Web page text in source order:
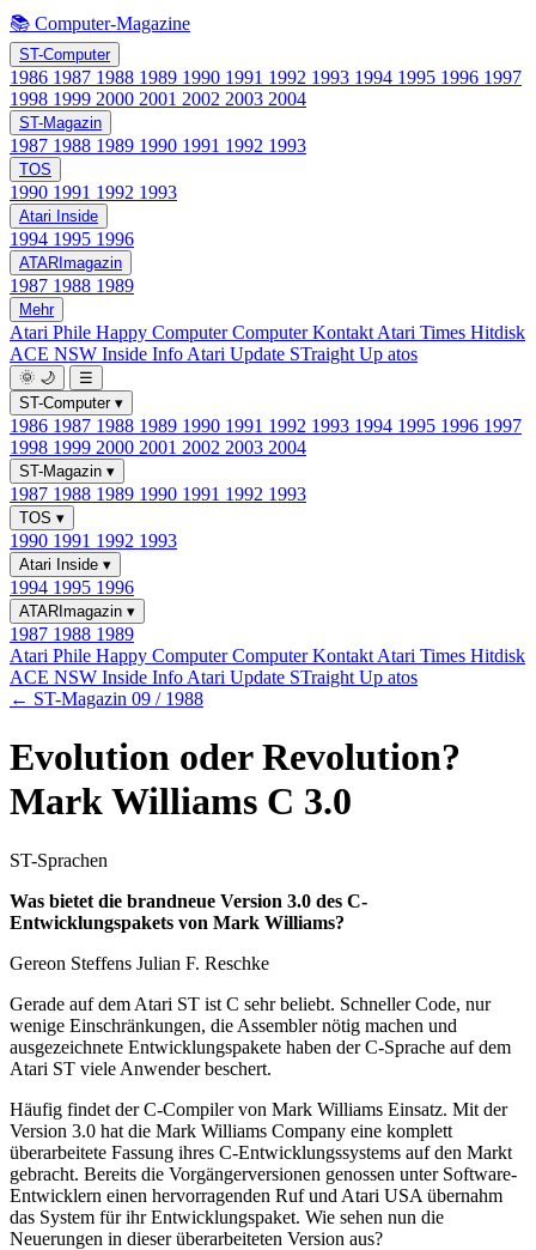
📚 Computer-Magazine
ST-Computer
1986 1987 1988 1989 1990 1991 1992 1993 1994 1995 1996 1997
1998 1999 2000 2001 2002 2003 2004
ST-Magazin
1987 1988 1989 1990 1991 1992 1993
TOS
1990 1991 1992 1993
Atari Inside
1994 1995 1996
ATARImagazin
1987 1988 1989
Mehr
Atari Phile Happy ComputerComputer Kontakt Atari Times Hitdisk
ACE NSW Inside Info Atari Update STraight Up atos
🌞 🌙
☰
ST-Computer ▾
1986 1987 1988 1989 1990 1991 1992 1993 1994 1995 1996 1997
1998 1999 2000 2001 2002 2003 2004
ST-Magazin ▾
1987 1988 1989 1990 1991 1992 1993
TOS ▾
1990 1991 1992 1993
Atari Inside ▾
1994 1995 1996
ATARImagazin ▾
1987 1988 1989
Atari Phile Happy ComputerComputer Kontakt Atari Times Hitdisk
ACE NSW Inside Info Atari Update STraight Up atos
← ST-Magazin 09 / 1988
Evolution oder Revolution?
Mark Williams C 3.0
ST-Sprachen
Was bietet die brandneue Version 3.0 des C-
Entwicklungspakets von Mark Williams?
Gereon Steffens Julian F. Reschke
Gerade auf dem Atari ST ist C sehr beliebt. Schneller Code, nur
wenige Einschränkungen, die Assembler nötig machen und
ausgezeichnete Entwicklungspakete haben der C-Sprache auf dem
Atari ST viele Anwender beschert.
Häufig findet der C-Compiler von Mark Williams Einsatz. Mit der
Version 3.0 hat die Mark Williams Company eine komplett
überarbeitete Fassung ihres C-Entwicklungssystems auf den Markt
gebracht. Bereits die Vorgängerversionen genossen unter Software-
Entwicklern einen hervorragenden Ruf und Atari USA übernahm
das System für ihr Entwicklungspaket. Wie sehen nun die
Neuerungen in dieser überarbeiteten Version aus?